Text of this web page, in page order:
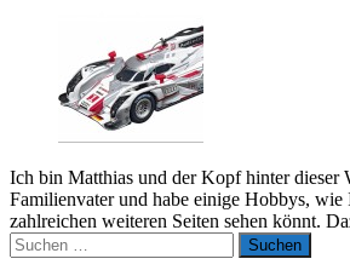
Ich bin Matthias und der Kopf hinter dieser
Familienvater und habe einige Hobbys, wie
zahlreichen weiteren Seiten sehen könnt.
Suchen
nach: